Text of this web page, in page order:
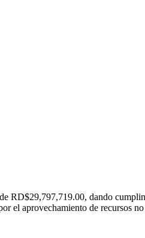
RD$29,797,719.00, dando
el aprovechamiento de recursos